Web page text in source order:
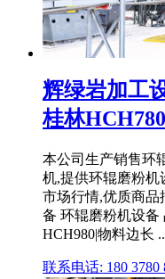
辉绿岩加工
桂林
本公司生产销售环
机,提供环辊磨粉机
市场行情,优质商品
备 环辊磨粉机设备
HCH980|物料边长
联系电话: 180 3780